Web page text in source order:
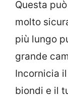
Questa
molto
più lungo
grande
Incornicia
biondi e il